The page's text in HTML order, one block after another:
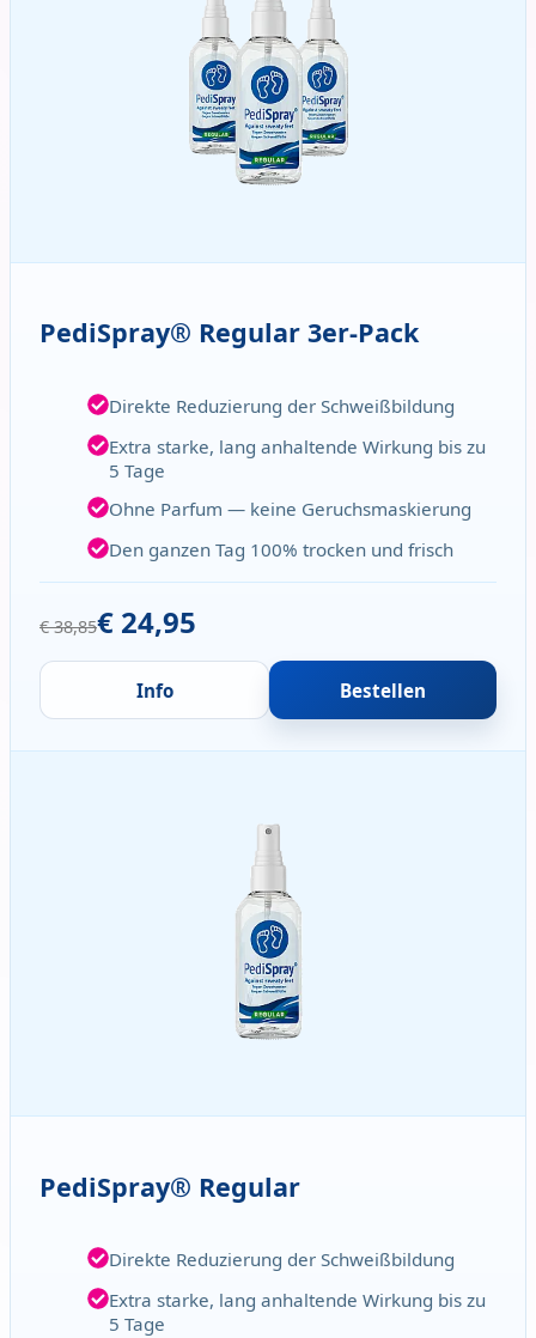
PediSpray® Regular 3er-Pack
Direkte Reduzierung der Schweißbildung
Extra starke, lang anhaltende Wirkung bis zu
5 Tage
Ohne Parfum — keine Geruchsmaskierung
Den ganzen Tag 100% trocken und frisch
€ 38,85€ 24,95
Info Bestellen
PediSpray® Regular
Direkte Reduzierung der Schweißbildung
Extra starke, lang anhaltende Wirkung bis zu
5 Tage